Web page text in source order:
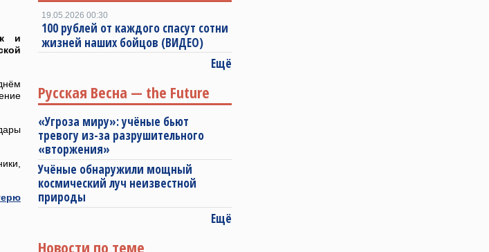
и
19.05.2026 00:30
100 рублей от каждого спасут сотни
жизней наших бойцов (ВИДЕО)
Ещё
Русская Весна — the Future
«Угроза миру»: учёные бьют
тревогу из-за разрушительного
«вторжения»
Учёные обнаружили мощный
космический луч неизвестной
природы
Ещё
Новости по теме